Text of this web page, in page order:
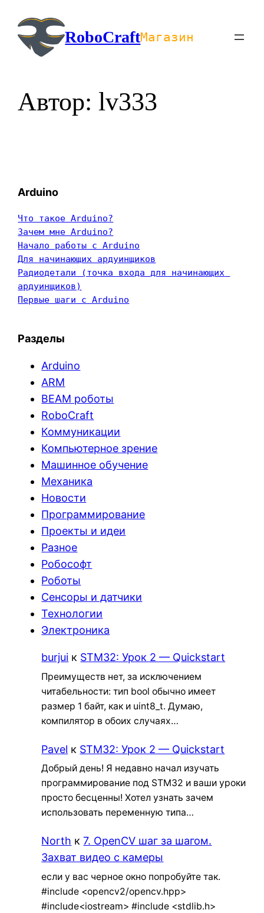
содержимомуRoboCraftМагазин
Автор:lv333
Arduino
Что такое Arduino?
Зачем мне Arduino?
Начало работы с Arduino
Для начинающих ардуинщиков
Радиодетали (точка входа для начинающих
ардуинщиков)
Первые шаги с Arduino
Разделы
Arduino
ARM
BEAM роботы
RoboCraft
Коммуникации
Компьютерное зрение
Машинное обучение
Механика
Новости
Программирование
Проекты и идеи
Разное
Робософт
Роботы
Сенсоры и датчики
Технологии
Электроника
burjui к STM32: Урок 2 — Quickstart
Преимуществ нет, за исключением
читабельности: тип bool обычно имеет
размер 1 байт, как и uint8_t. Думаю,
компилятор в обоих случаях…
Pavel к STM32: Урок 2 — Quickstart
Добрый день! Я недавно начал изучать
программирование под STM32 и ваши уроки
просто бесценны! Хотел узнать зачем
использовать переменную типа…
North к7. OpenCV шаг за шагом.
Захват видео с камеры
если у вас черное окно попробуйте так.
#include <opencv2/opencv.hpp>
#include<iostream> #include <stdlib.h>